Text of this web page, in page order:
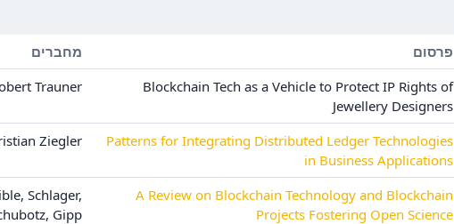
פרסום מחברים
Blockchain Tech as a Vehicle to Protect IP Rights of
Jewellery Designers
Trauner
Patterns for Integrating Distributed Ledger Technologies
in Business Applications
Ziegler
A Review on Blockchain Technology and Blockchain
Projects Fostering Open Science
Schlager,
Gipp